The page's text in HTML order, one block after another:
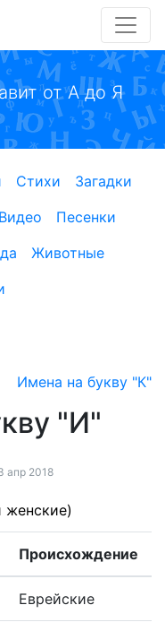
от А до Я
Стихи
Загадки
Видео
Песенки
Животные
Имена на букву "К"
"И"
апр 2018
женские)
Происхождение
Еврейские